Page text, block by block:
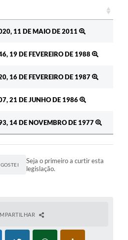
11 DE MAIO DE 2011
19 DE FEVEREIRO DE 1988
16 DE FEVEREIRO DE 1987
21 DE JUNHO DE 1986
14 DE NOVEMBRO DE 1977
Seja o primeiro a curtir esta
legislação.